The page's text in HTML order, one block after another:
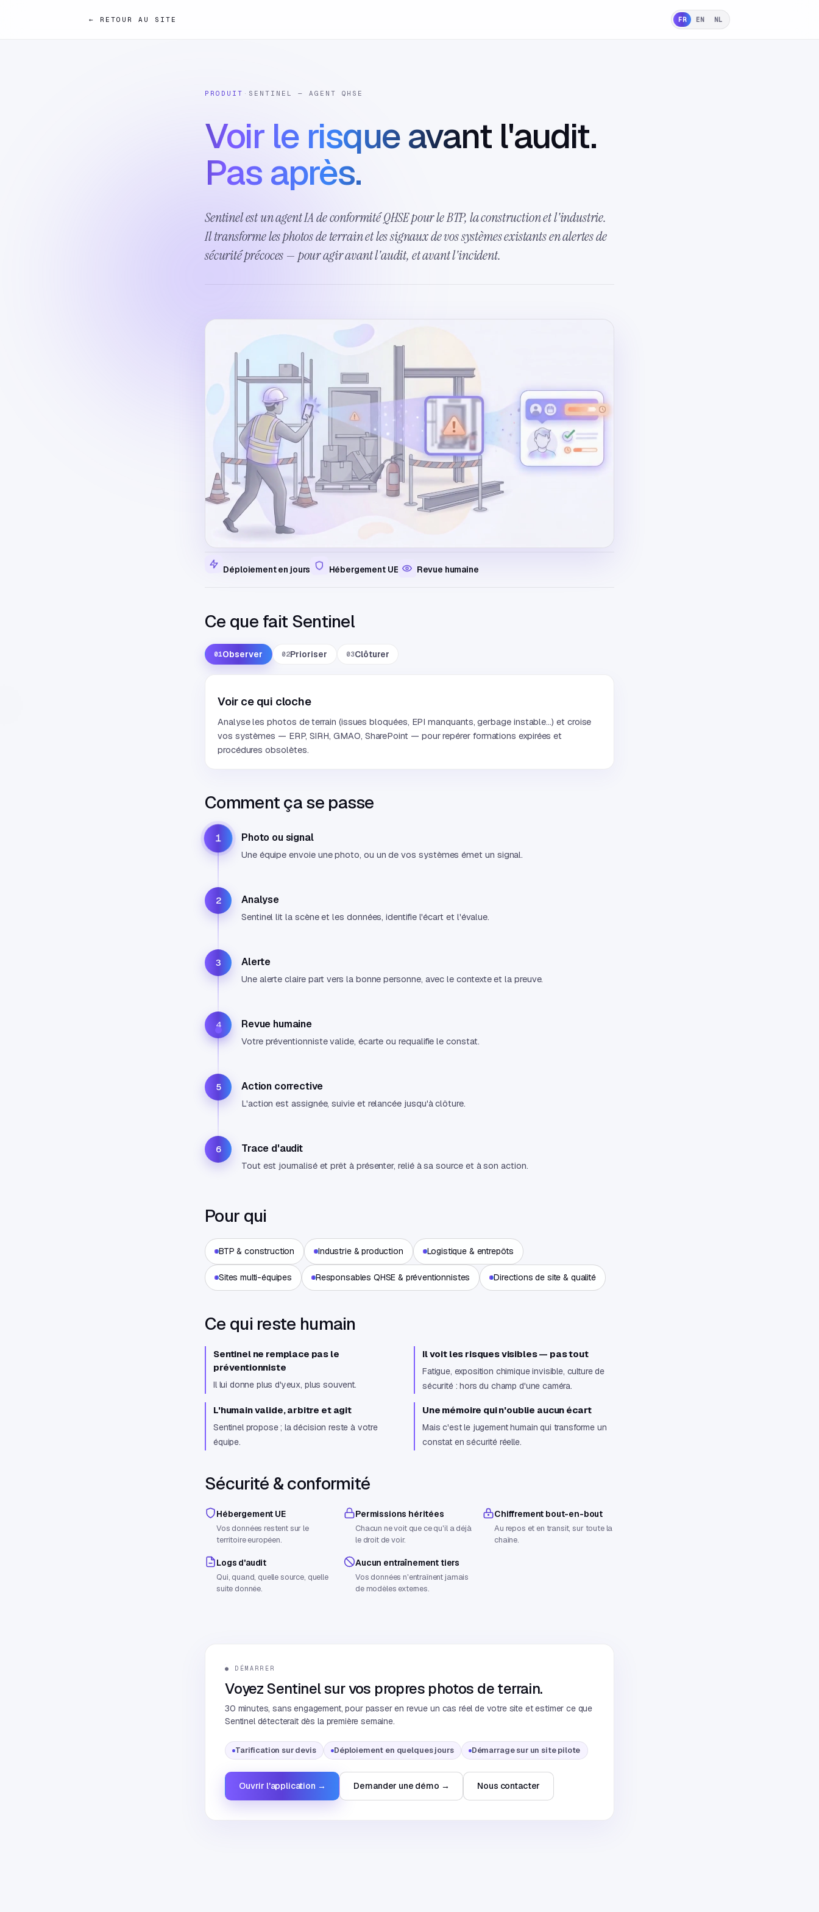
← RETOUR AU SITE FR EN NL
PRODUIT · SENTINEL — AGENT QHSE
Voir le risque avant l'audit.
Pas après.
Sentinel est un agent IA de conformité QHSE pour le BTP, la construction et l'industrie.
Il transforme les photos de terrain et les signaux de vos systèmes existants en alertes de
sécurité précoces — pour agir avant l'audit, et avant l'incident.
Déploiement en jours Hébergement UE Revue humaine
Ce que fait Sentinel
01Observer 02Prioriser 03Clôturer
Voir ce qui cloche
Analyse les photos de terrain (issues bloquées, EPI manquants, gerbage instable…) et croise
vos systèmes — ERP, SIRH, GMAO, SharePoint — pour repérer formations expirées et
procédures obsolètes.
Comment ça se passe
1 Photo ou signal
Une équipe envoie une photo, ou un de vos systèmes émet un signal.
2 Analyse
Sentinel lit la scène et les données, identifie l'écart et l'évalue.
3 Alerte
Une alerte claire part vers la bonne personne, avec le contexte et la preuve.
4 Revue humaine
Votre préventionniste valide, écarte ou requalifie le constat.
5 Action corrective
L'action est assignée, suivie et relancée jusqu'à clôture.
6 Trace d'audit
Tout est journalisé et prêt à présenter, relié à sa source et à son action.
Pour qui
BTP & construction Industrie & production Logistique & entrepôts
Sites multi-équipes Responsables QHSE & préventionnistes Directions de site & qualité
Ce qui reste humain
Sentinel ne remplace pas le
préventionniste
Il lui donne plus d'yeux, plus souvent.
Il voit les risques visibles — pas tout
Fatigue, exposition chimique invisible, culture de
sécurité : hors du champ d'une caméra.
L'humain valide, arbitre et agit
Sentinel propose ; la décision reste à votre
équipe.
Une mémoire qui n'oublie aucun écart
Mais c'est le jugement humain qui transforme un
constat en sécurité réelle.
Sécurité & conformité
Hébergement UE
Vos données restent sur le
territoire européen.
Permissions héritées
Chacun ne voit que ce qu'il a déjà
le droit de voir.
Chiffrement bout-en-bout
Au repos et en transit, sur toute la
chaîne.
Logs d'audit
Qui, quand, quelle source, quelle
suite donnée.
Aucun entraînement tiers
Vos données n'entraînent jamais
de modèles externes.
● DÉMARRER
Voyez Sentinel sur vos propres photos de terrain.
30 minutes, sans engagement, pour passer en revue un cas réel de votre site et estimer ce que
Sentinel détecterait dès la première semaine.
Tarification sur devis Déploiement en quelques jours Démarrage sur un site pilote
Ouvrir l'application → Demander une démo → Nous contacter